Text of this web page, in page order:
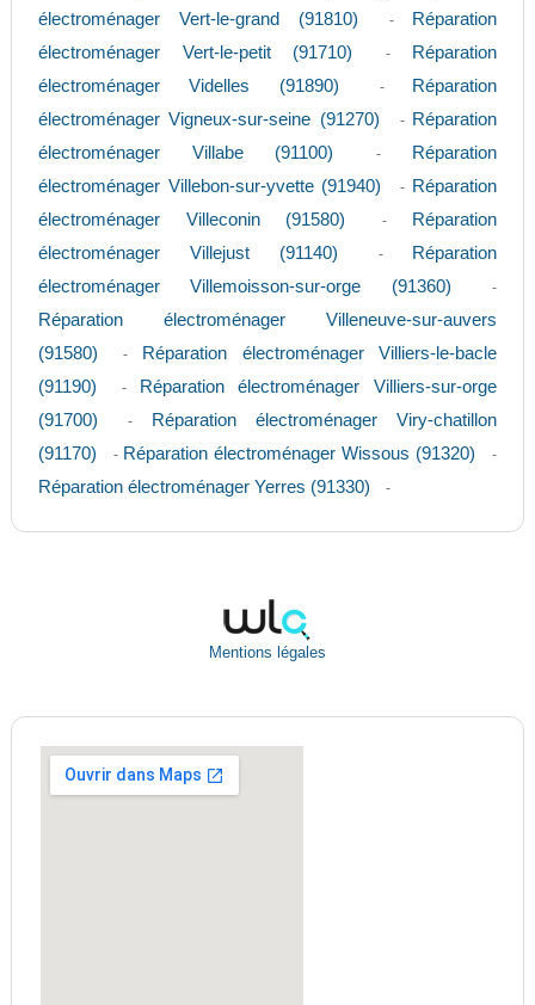
électroménager Vert-le-grand (91810)
-
Réparation
électroménager Vert-le-petit (91710)
-
Réparation
électroménager Videlles (91890)
-
Réparation
électroménager Vigneux-sur-seine (91270)
- Réparation
électroménager Villabe (91100)
-
Réparation
électroménager Villebon-sur-yvette (91940)
- Réparation
électroménager Villeconin (91580)
-
Réparation
électroménager Villejust (91140)
-
Réparation
électroménager Villemoisson-sur-orge (91360)
-
Réparation électroménager Villeneuve-sur-auvers
(91580)
-
Réparation électroménager Villiers-le-bacle
(91190)
-
Réparation électroménager Villiers-sur-orge
(91700)
-
Réparation électroménager Viry-chatillon
(91170)
- Réparation électroménager Wissous (91320) -
Réparation électroménager Yerres (91330) -
Mentions légales